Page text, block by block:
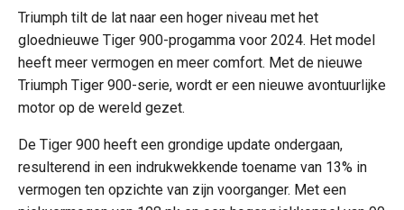
Triumph tilt de lat naar een hoger niveau met het
gloednieuwe Tiger 900-progamma voor 2024. Het model
heeft meer vermogen en meer comfort. Met de nieuwe
Triumph Tiger 900-serie, wordt er een nieuwe avontuurlijke
motor op de wereld gezet.
De Tiger 900 heeft een grondige update ondergaan,
resulterend in een indrukwekkende toename van 13% in
vermogen ten opzichte van zijn voorganger. Met een